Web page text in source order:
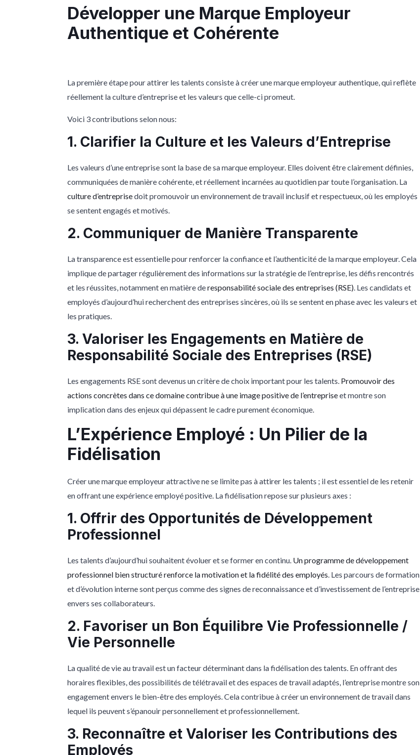
Développer une Marque Employeur
Authentique et Cohérente
La première étape pour attirer les talents consiste à créer une marque employeur authentique, qui reflète
réellement la culture d’entreprise et les valeurs que celle-ci promeut.
Voici 3 contributions selon nous:
1. Clarifier la Culture et les Valeurs d’Entreprise
Les valeurs d’une entreprise sont la base de sa marque employeur. Elles doivent être clairement définies,
communiquées de manière cohérente, et réellement incarnées au quotidien par toute l’organisation. La
culture d’entreprisedoit promouvoir un environnement de travail inclusif et respectueux, où les employés
se sentent engagés et motivés.
2. Communiquer de Manière Transparente
La transparence est essentielle pour renforcer la confiance et l’authenticité de la marque employeur. Cela
implique de partager régulièrement des informations sur la stratégie de l’entreprise, les défis rencontrés
et les réussites, notamment en matière deresponsabilité sociale des entreprises (RSE). Les candidats et
employés d’aujourd’hui recherchent des entreprises sincères, où ils se sentent en phase avec les valeurs et
les pratiques.
3. Valoriser les Engagements en Matière de
Responsabilité Sociale des Entreprises (RSE)
Les engagements RSE sont devenus un critère de choix important pour les talents. Promouvoir des
actions concrètes dans ce domaine contribue à une image positive de l’entrepriseet montre son
implication dans des enjeux qui dépassent le cadre purement économique.
L’Expérience Employé : Un Pilier de la
Fidélisation
Créer une marque employeur attractive ne se limite pas à attirer les talents ; il est essentiel de les retenir
en offrant une expérience employé positive. La fidélisation repose sur plusieurs axes :
1. Offrir des Opportunités de Développement
Professionnel
Les talents d’aujourd’hui souhaitent évoluer et se former en continu. Un programme de développement
professionnel bien structuré renforce la motivation et la fidélité des employés. Les parcours de formation
et d’évolution interne sont perçus comme des signes de reconnaissance et d’investissement de l’entreprise
envers ses collaborateurs.
2. Favoriser un Bon Équilibre Vie Professionnelle /
Vie Personnelle
La qualité de vie au travail est un facteur déterminant dans la fidélisation des talents. En offrant des
horaires flexibles, des possibilités de télétravail et des espaces de travail adaptés, l’entreprise montre son
engagement envers le bien-être des employés. Cela contribue à créer un environnement de travail dans
lequel ils peuvent s’épanouir personnellement et professionnellement.
3. Reconnaître et Valoriser les Contributions des
Employés